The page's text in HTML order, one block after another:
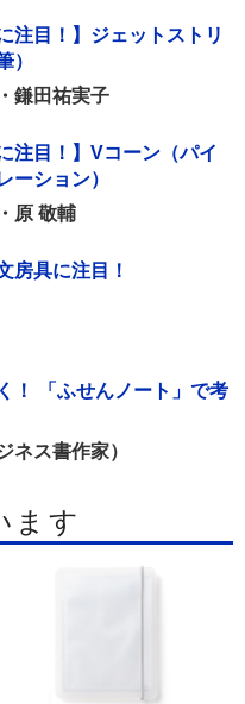
注目！】ジェットストリ
）
鎌田祐実子
注目！】Vコーン（パイ
ーション）
原 敬輔
房具に注目！
！ 「ふせんノート」で考
ス書作家）
ます